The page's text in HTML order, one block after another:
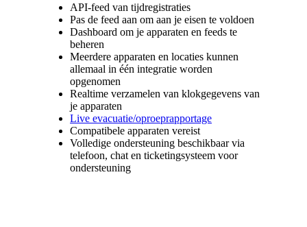
API-feed van tijdregistraties
Pas de feed aan om aan je eisen te voldoen
Dashboard om je apparaten en feeds te
beheren
Meerdere apparaten en locaties kunnen
allemaal in één integratie worden
opgenomen
Realtime verzamelen van klokgegevens van
je apparaten
Live evacuatie/oproeprapportage
Compatibele apparaten vereist
Volledige ondersteuning beschikbaar via
telefoon, chat en ticketingsysteem voor
ondersteuning